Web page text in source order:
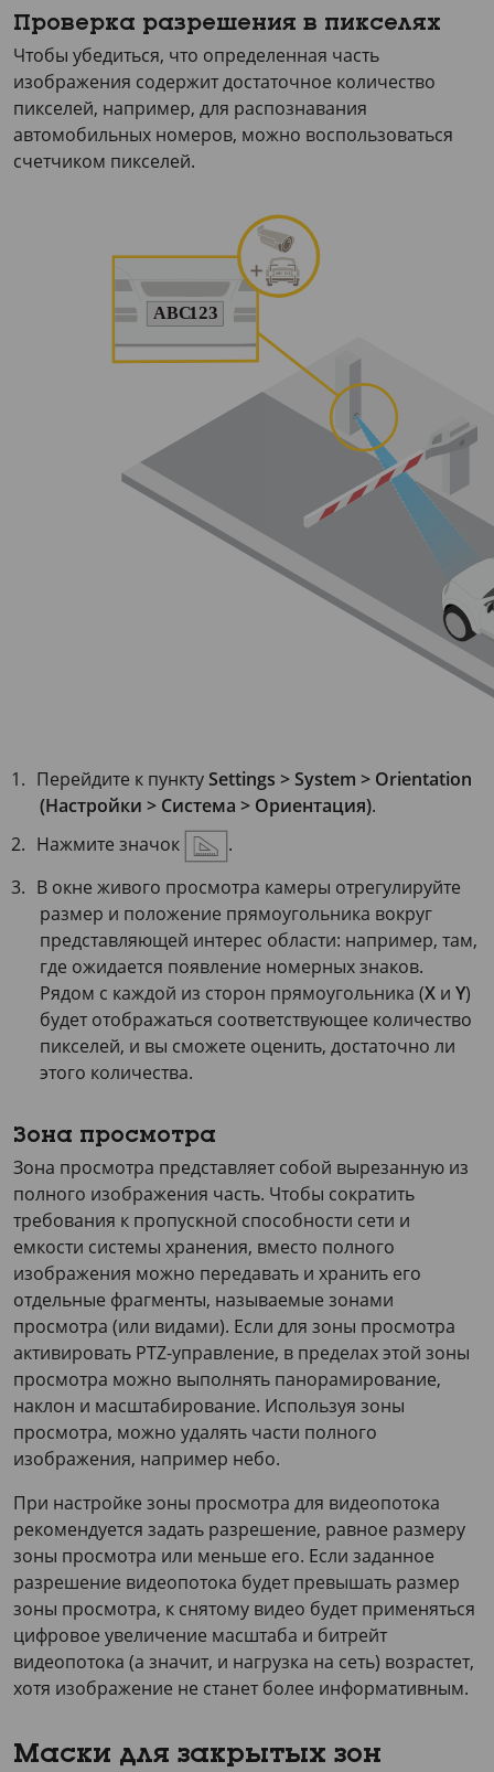
Проверка разрешения в пикселях
Чтобы убедиться, что определенная часть
изображения содержит достаточное количество
пикселей, например, для распознавания
автомобильных номеров, можно воспользоваться
счетчиком пикселей.
Перейдите к пунктуSettings > System > Orientation
(Настройки > Система > Ориентация).
Нажмите значок
.
В окне живого просмотра камеры отрегулируйте
размер и положение прямоугольника вокруг
представляющей интерес области: например, там,
где ожидается появление номерных знаков.
Рядом с каждой из сторон прямоугольника (X и Y)
будет отображаться соответствующее количество
пикселей, и вы сможете оценить, достаточно ли
этого количества.
Зона просмотра
Зона просмотра представляет собой вырезанную из
полного изображения часть. Чтобы сократить
требования к пропускной способности сети и
емкости системы хранения, вместо полного
изображения можно передавать и хранить его
отдельные фрагменты, называемые зонами
просмотра (или видами). Если для зоны просмотра
активировать PTZ-управление, в пределах этой зоны
просмотра можно выполнять панорамирование,
наклон и масштабирование. Используя зоны
просмотра, можно удалять части полного
изображения, например небо.
При настройке зоны просмотра для видеопотока
рекомендуется задать разрешение, равное размеру
зоны просмотра или меньше его. Если заданное
разрешение видеопотока будет превышать размер
зоны просмотра, к снятому видео будет применяться
цифровое увеличение масштаба и битрейт
видеопотока (а значит, и нагрузка на сеть) возрастет,
хотя изображение не станет более информативным.
Маски для закрытых зон